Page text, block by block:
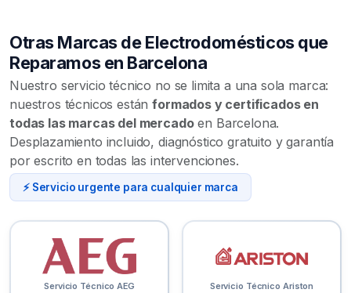
Otras Marcas de Electrodomésticos que
Reparamos en Barcelona
Nuestro servicio técnico no se limita a una sola marca:
nuestros técnicos estánformados y certificados en
todas las marcas del mercadoen Barcelona.
Desplazamiento incluido, diagnóstico gratuito y garantía
por escrito en todas las intervenciones.
⚡ Servicio urgente para cualquier marca
Servicio Técnico AEG Servicio Técnico Ariston